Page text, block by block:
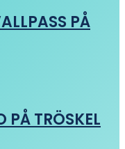
PÅ
PÅ TRÖSKEL